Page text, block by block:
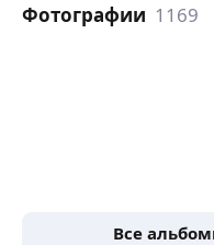
Фотографии 1169
Все